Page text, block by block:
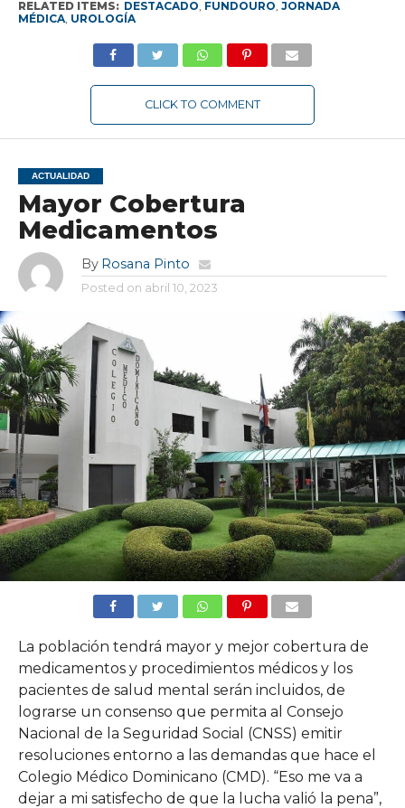
RELATED ITEMS: DESTACADO, FUNDOURO, JORNADA
MÉDICA, UROLOGÍA
CLICK TO COMMENT
ACTUALIDAD
Mayor Cobertura
Medicamentos
By Rosana Pinto
Posted on abril 10, 2023
La población tendrá mayor y mejor cobertura de
medicamentos y procedimientos médicos y los
pacientes de salud mental serán incluidos, de
lograrse un consenso que permita al Consejo
Nacional de la Seguridad Social (CNSS) emitir
resoluciones entorno a las demandas que hace el
Colegio Médico Dominicano (CMD). “Eso me va a
dejar a mi satisfecho de que la lucha valió la pena”,